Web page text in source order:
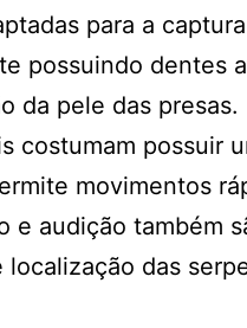
para a
possuindo dentes
da pele das presas.
costumam possuir
movimentos
e audição também
das